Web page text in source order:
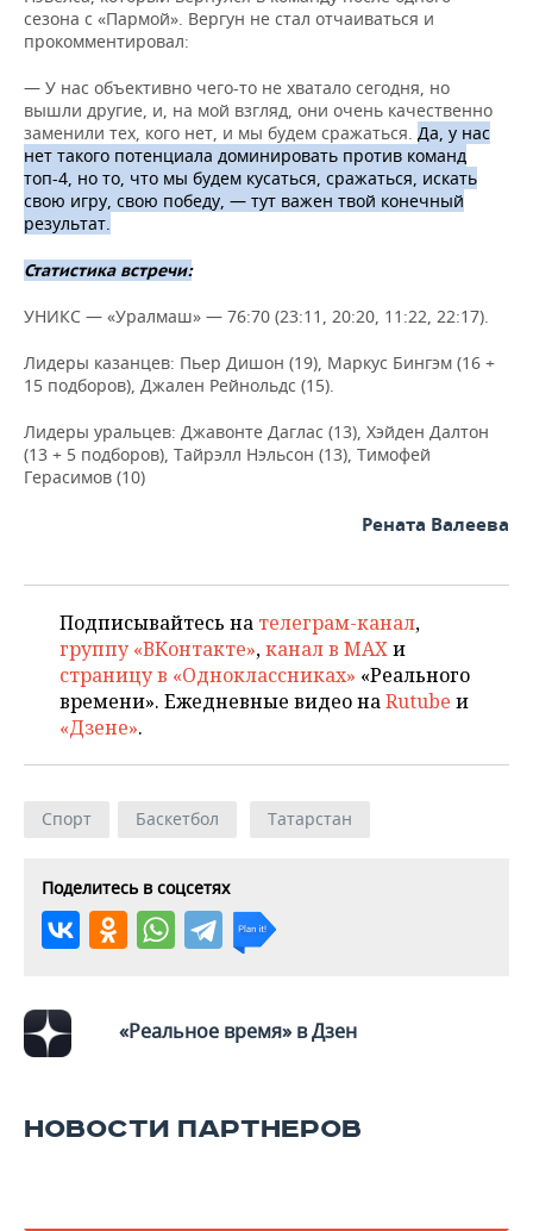
сезона с «Пармой». Вергун не стал отчаиваться и
прокомментировал:
— У нас объективно чего-то не хватало сегодня, но
вышли другие, и, на мой взгляд, они очень качественно
заменили тех, кого нет, и мы будем сражаться. Да, у нас
нет такого потенциала доминировать против команд
топ-4, но то, что мы будем кусаться, сражаться, искать
свою игру, свою победу, — тут важен твой конечный
результат.
Статистика встречи:
УНИКС — «Уралмаш» — 76:70 (23:11, 20:20, 11:22, 22:17).
Лидеры казанцев: Пьер Дишон (19), Маркус Бингэм (16 +
15 подборов), Джален Рейнольдс (15).
Лидеры уральцев: Джавонте Даглас (13), Хэйден Далтон
(13 + 5 подборов), Тайрэлл Нэльсон (13), Тимофей
Герасимов (10)
Рената Валеева
Подписывайтесь на телеграм-канал,
группу «ВКонтакте»,канал в MAXи
страницу в «Одноклассниках» «Реального
времени». Ежедневные видео наRutube и
«Дзене».
Спорт Баскетбол Татарстан
Поделитесь в соцсетях
«Реальное время» в Дзен
НОВОСТИ ПАРТНЕРОВ